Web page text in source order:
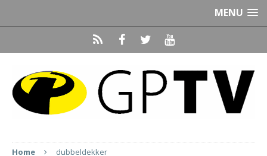
MENU
Home dubbeldekker